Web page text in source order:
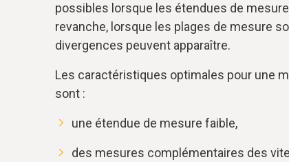
possibles lorsque les étendues de
revanche, lorsque les plages de mesure
divergences peuvent apparaître.
Les caractéristiques optimales pour une
sont :
une étendue de mesure faible,
des mesures complémentaires des